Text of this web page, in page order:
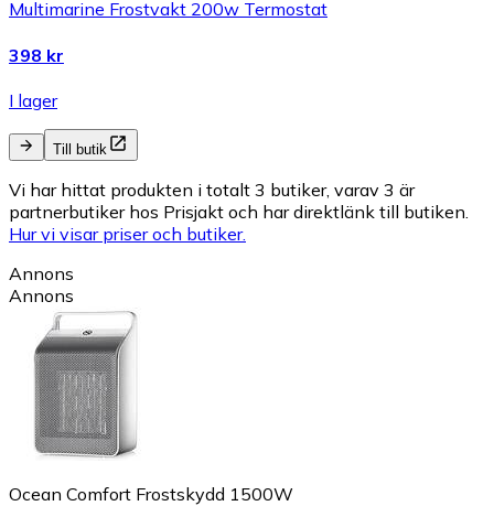
Multimarine Frostvakt 200w Termostat
398 kr
I lager
Till butik
Vi har hittat produkten i totalt 3 butiker, varav 3 är
partnerbutiker hos Prisjakt och har direktlänk till butiken.
Hur vi visar priser och butiker.
Annons
Annons
Ocean Comfort Frostskydd 1500W